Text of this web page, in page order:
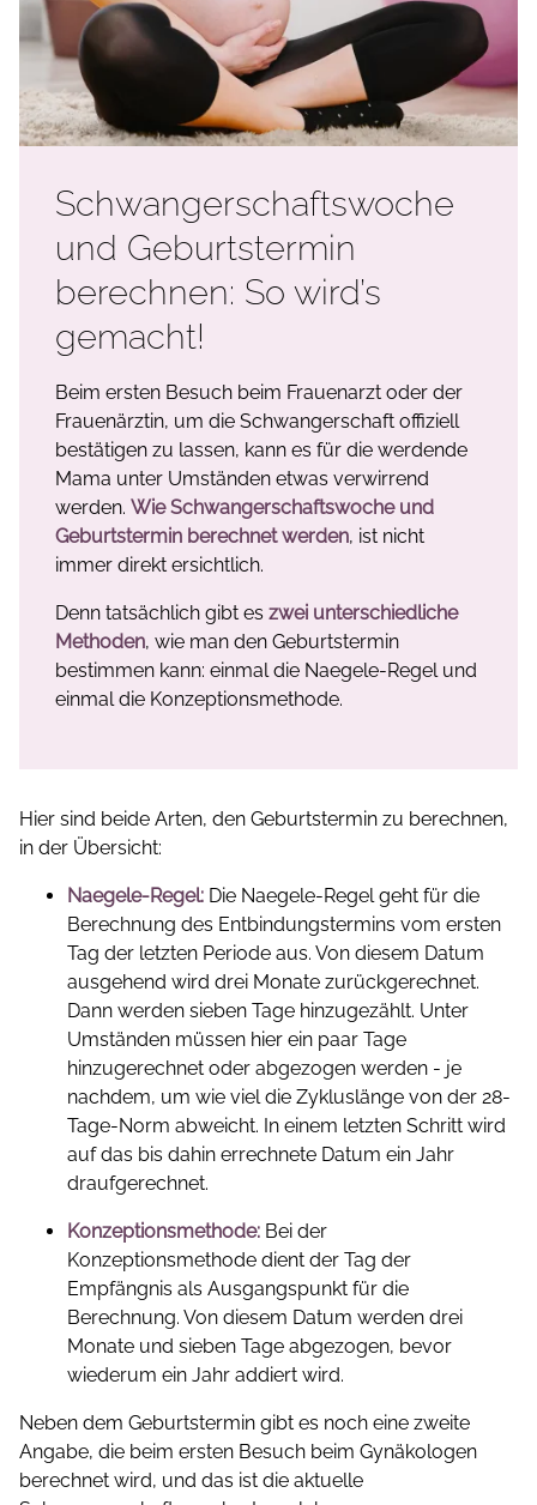
Schwangerschaftswoche
und Geburtstermin
berechnen: So wird’s
gemacht!
Beim ersten Besuch beim Frauenarzt oder der
Frauenärztin, um die Schwangerschaft offiziell
bestätigen zu lassen, kann es für die werdende
Mama unter Umständen etwas verwirrend
werden. Wie Schwangerschaftswoche und
Geburtstermin berechnetwerden, ist nicht
immer direkt ersichtlich.
Denn tatsächlich gibt es zwei unterschiedliche
Methoden, wie man den Geburtstermin
bestimmen kann: einmal die Naegele-Regel und
einmal die Konzeptionsmethode.
Hier sind beide Arten, den Geburtstermin zu berechnen,
in der Übersicht:
Naegele-Regel: Die Naegele-Regel geht für die
Berechnung des Entbindungstermins vom ersten
Tag der letzten Periode aus. Von diesem Datum
ausgehend wird drei Monate zurückgerechnet.
Dann werden sieben Tage hinzugezählt. Unter
Umständen müssen hier ein paar Tage
hinzugerechnet oder abgezogen werden - je
nachdem, um wie viel die Zykluslänge von der 28-
Tage-Norm abweicht. In einem letzten Schritt wird
auf das bis dahin errechnete Datum ein Jahr
draufgerechnet.
Konzeptionsmethode: Bei der
Konzeptionsmethode dient der Tag der
Empfängnis als Ausgangspunkt für die
Berechnung. Von diesem Datum werden drei
Monate und sieben Tage abgezogen, bevor
wiederum ein Jahr addiert wird.
Neben dem Geburtstermin gibt es noch eine zweite
Angabe, die beim ersten Besuch beim Gynäkologen
berechnet wird, und das ist die aktuelle